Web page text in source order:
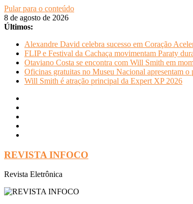
Pular para o conteúdo
8 de agosto de 2026
Últimos:
Alexandre David celebra sucesso em Coração
FLIP e Festival da Cachaça movimentam Paraty
Otaviano Costa se encontra com Will Smith em
Oficinas gratuitas no Museu Nacional apresentam
Will Smith é atração principal da Expert XP 2026
REVISTA INFOCO
Revista Eletrônica